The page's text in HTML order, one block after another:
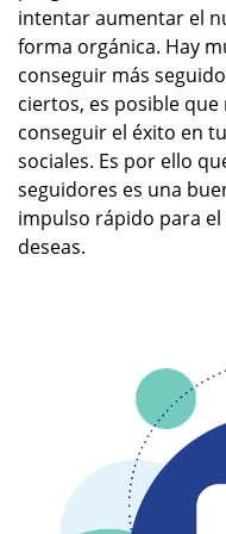
intentar aumentar el
forma orgánica. Hay
conseguir más
ciertos, es posible
conseguir el éxito en
sociales. Es por ello
seguidores es una
impulso rápido para
deseas.